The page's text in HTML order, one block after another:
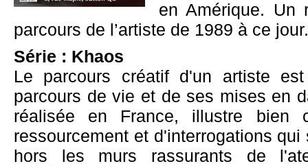
en Amérique. Un
parcours de l’artiste de 1989 à ce jour.
Série : Khaos
Le parcours créatif d'un artiste
parcours de vie et de ses mises en
réalisée en France, illustre bien
ressourcement et d'interrogations
hors les murs rassurants de